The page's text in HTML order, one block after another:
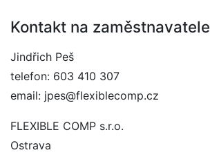
Kontakt na zaměstnavatele
Jindřich Peš
telefon: 603 410 307
email: jpes@flexiblecomp.cz
FLEXIBLE COMP s.r.o.
Ostrava